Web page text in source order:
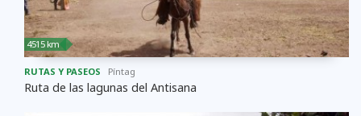
4515 km
RUTAS Y PASEOS Píntag
Ruta de las lagunas del Antisana